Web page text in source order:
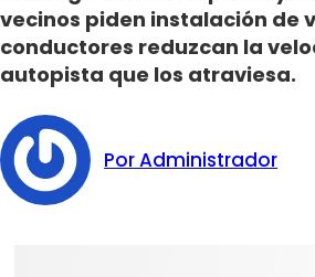
vecinos piden instalación de
conductores reduzcan la
autopista que los atraviesa.
Por Administrador